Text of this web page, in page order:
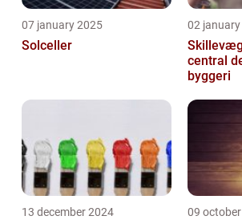
07 january 2025
Solceller
02
central
byggeri
13 december 2024 09